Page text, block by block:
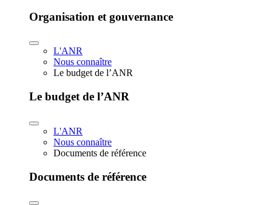
Organisation et gouvernance
L'ANR
Nous connaître
Le budget de l’ANR
Le budget de l’ANR
L'ANR
Nous connaître
Documents de référence
Documents de référence